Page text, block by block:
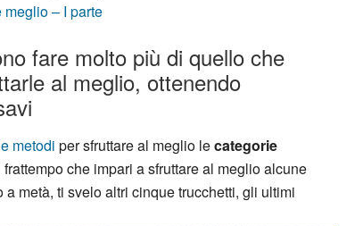
– I parte
fare molto più di quello che
al meglio, ottenendo
metodi per sfruttare al meglio lecategorie
che impari a sfruttare al meglio alcune
metà, ti svelo altri cinque trucchetti, gli ultimi